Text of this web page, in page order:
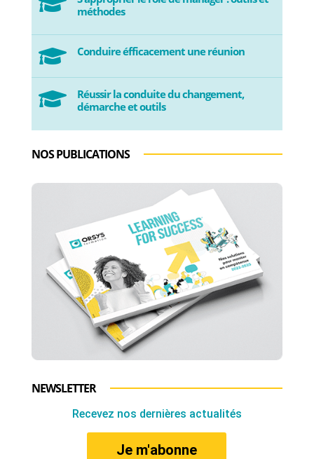
méthodes
 Conduire éfficacement une réunion

Réussir la conduite du changement,
démarche et outils
NOS PUBLICATIONS
NEWSLETTER
Recevez nos dernières actualités
Je m'abonne